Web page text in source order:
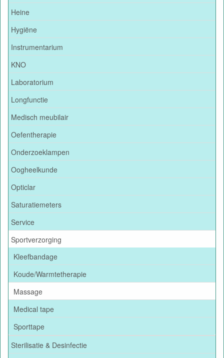
Heine
Hygiëne
Instrumentarium
KNO
Laboratorium
Longfunctie
Medisch meubilair
Oefentherapie
Onderzoeklampen
Oogheelkunde
Opticlar
Saturatiemeters
Service
Sportverzorging
Kleefbandage
Koude/Warmtetherapie
Massage
Medical tape
Sporttape
Sterilisatie & Desinfectie